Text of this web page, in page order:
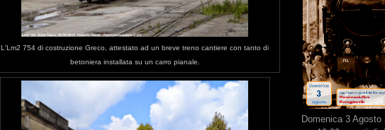
L'Lm2 754 di costruzione Greco, attestato ad un breve treno cantiere con tanto di
betoniera installata su un carro pianale.
Domenica 3